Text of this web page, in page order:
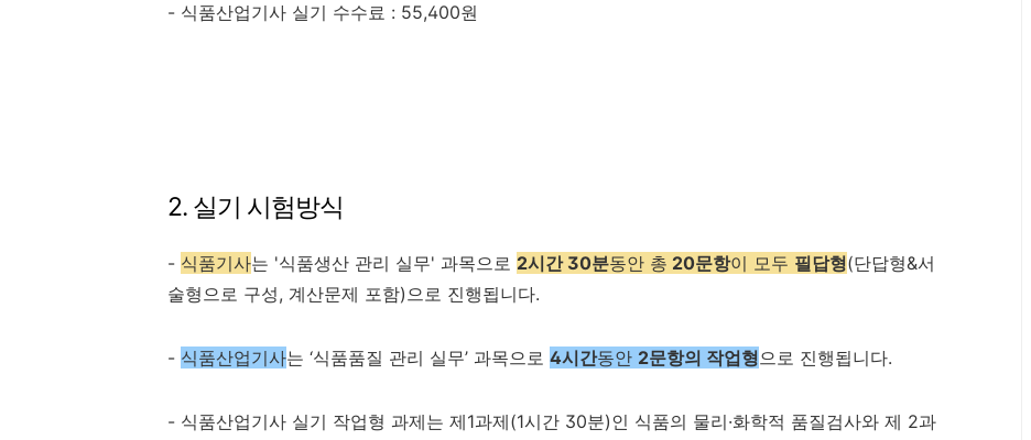
- 식품산업기사 실기 수수료 : 55,400원
2. 실기 시험방식
- 식품기사는 '식품생산 관리 실무' 과목으로 2시간 30분동안 총 20문항이 모두 필답형(단답형&서
술형으로 구성, 계산문제 포함)으로 진행됩니다.
- 식품산업기사는 ‘식품품질 관리 실무’ 과목으로 4시간동안 2문항의 작업형으로 진행됩니다.
- 식품산업기사 실기 작업형 과제는 제1과제(1시간 30분)인 식품의 물리·화학적 품질검사와 제 2과